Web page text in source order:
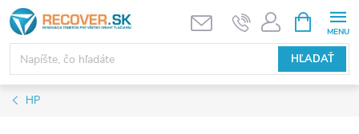
Prejsť
na
obsah
HĽADAŤ
KOŠÍK
HP